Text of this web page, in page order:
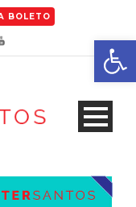
BOLETO
Abrir